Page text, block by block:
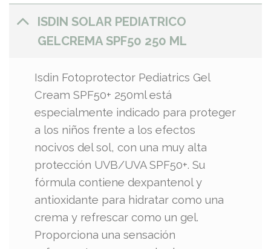
ISDIN SOLAR PEDIATRICO
GELCREMA SPF50 250 ML
Isdin Fotoprotector Pediatrics Gel
Cream SPF50+ 250ml está
especialmente indicado para proteger
a los niños frente a los efectos
nocivos del sol, con una muy alta
protección UVB/UVA SPF50+. Su
fórmula contiene dexpantenol y
antioxidante para hidratar como una
crema y refrescar como un gel.
Proporciona una sensación